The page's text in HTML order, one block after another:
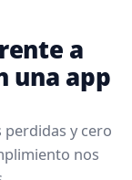
a
una app
y cero
nos